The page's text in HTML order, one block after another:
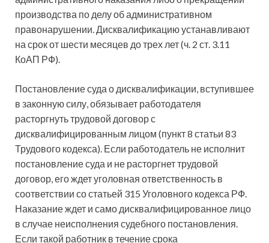
производства по делу об административном
правонарушении. Дисквалификацию устанавливают
на срок от шести месяцев до трех лет (ч. 2 ст. 3.11
КоАП РФ).
Постановление суда о дисквалификации, вступившее
в законную силу, обязывает работодателя
расторгнуть трудовой договор с
дисквалифицированным лицом (пункт 8 статьи 83
Трудового кодекса). Если работодатель не исполнит
постановление суда и не расторгнет трудовой
договор, его ждет уголовная ответственность в
соответствии со статьей 315 Уголовного кодекса РФ.
Наказание ждет и само дисквалифицированное лицо
в случае неисполнения судебного постановления.
Если такой работник в течение срока